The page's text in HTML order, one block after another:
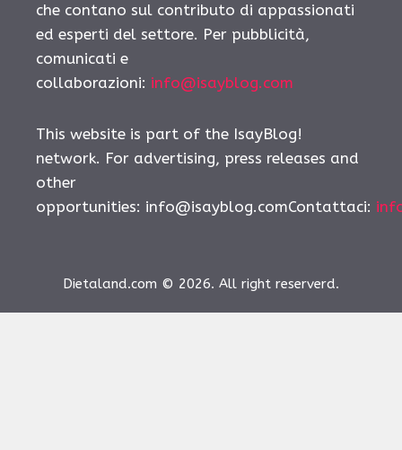
che contano sul contributo di appassionati
ed esperti del settore. Per pubblicità,
comunicati e
collaborazioni: info@isayblog.com
This website is part of the IsayBlog!
network. For advertising, press releases and
other
opportunities: info@isayblog.comContattaci:
Dietaland.com © 2026. All right reserverd.